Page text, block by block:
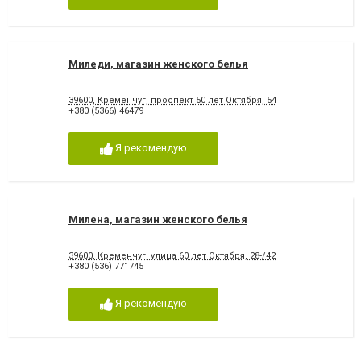
Миледи, магазин женского белья
39600, Кременчуг, проспект 50 лет Октября, 54
+380 (5366) 46479
Я рекомендую
Милена, магазин женского белья
39600, Кременчуг, улица 60 лет Октября, 28-/42
+380 (536) 771745
Я рекомендую